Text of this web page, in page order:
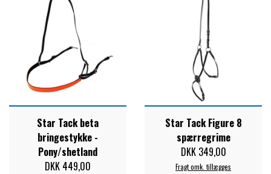
Star Tack beta
bringestykke -
Pony/shetland
DKK 449,00
Star Tack Figure 8
spærregrime
DKK 349,00
Fragt omk. tillægges